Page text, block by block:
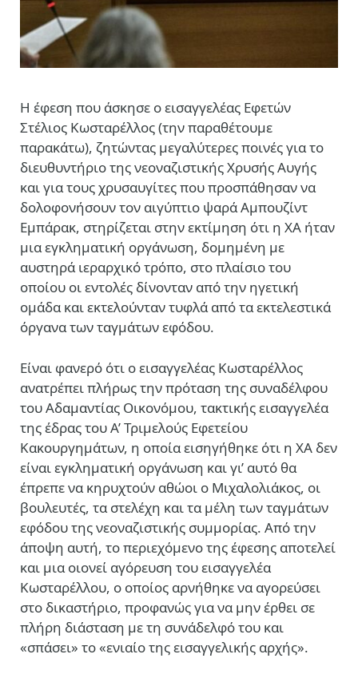
Η έφεση που άσκησε ο εισαγγελέας Εφετών
Στέλιος Κωσταρέλλος (την παραθέτουμε
παρακάτω), ζητώντας μεγαλύτερες ποινές για το
διευθυντήριο της νεοναζιστικής Χρυσής Αυγής
και για τους χρυσαυγίτες που προσπάθησαν να
δολοφονήσουν τον αιγύπτιο ψαρά Αμπουζίντ
Εμπάρακ, στηρίζεται στην εκτίμηση ότι η ΧΑ ήταν
μια εγκληματική οργάνωση, δομημένη με
αυστηρά ιεραρχικό τρόπο, στο πλαίσιο του
οποίου οι εντολές δίνονταν από την ηγετική
ομάδα και εκτελούνταν τυφλά από τα εκτελεστικά
όργανα των ταγμάτων εφόδου.
Είναι φανερό ότι ο εισαγγελέας Κωσταρέλλος
ανατρέπει πλήρως την πρόταση της συναδέλφου
του Αδαμαντίας Οικονόμου, τακτικής εισαγγελέα
της έδρας του Α’ Τριμελούς Εφετείου
Κακουργημάτων, η οποία εισηγήθηκε ότι η ΧΑ δεν
είναι εγκληματική οργάνωση και γι’ αυτό θα
έπρεπε να κηρυχτούν αθώοι ο Μιχαλολιάκος, οι
βουλευτές, τα στελέχη και τα μέλη των ταγμάτων
εφόδου της νεοναζιστικής συμμορίας. Από την
άποψη αυτή, το περιεχόμενο της έφεσης αποτελεί
και μια οιονεί αγόρευση του εισαγγελέα
Κωσταρέλλου, ο οποίος αρνήθηκε να αγορεύσει
στο δικαστήριο, προφανώς για να μην έρθει σε
πλήρη διάσταση με τη συνάδελφό του και
«σπάσει» το «ενιαίο της εισαγγελικής αρχής».